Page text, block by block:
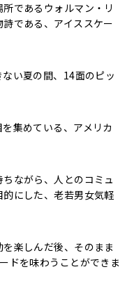
であるウォルマン・リ
である、アイススケー
い夏の間、14面のピッ
集めている、アメリカ
ながら、人とのコミュ
にした、老若男女気軽
楽しんだ後、そのまま
ドを味わうことができま